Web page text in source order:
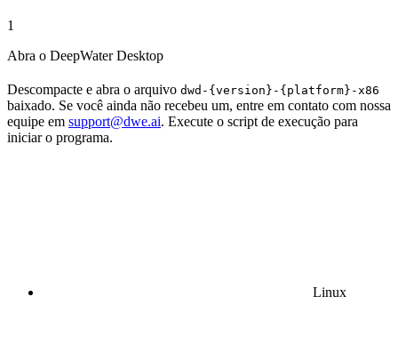
1
Abra o DeepWater Desktop
Descompacte e abra o arquivo dwd-{version}-{platform}-x86
baixado. Se você ainda não recebeu um, entre em contato com nossa
equipe em support@dwe.ai. Execute o script de execução para
iniciar o programa.
Linux